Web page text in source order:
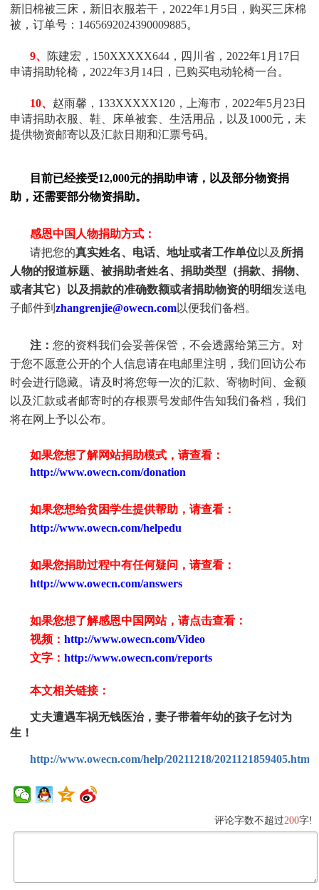
新旧棉被三床，新旧衣服若干，2022年1月5日，购买三床棉
被，订单号：1465692024390009885。
9、 陈建宏 ，150XXXXX644，四川省，2022年1月17日
申请捐助轮椅，2022年3月14日，已购买电动轮椅一台 。
10、 赵雨馨， 133XXXXX120，上海市， 2022年5月23日
申请捐助衣服、鞋、床单被套、生活用品，以及 1000元，未
提供物资邮寄以及汇款日期和汇票号码。
目前已经接受12,000元的捐助申请，以及部分物资捐
助，还需要部分物资捐助。
感恩中国人物捐助方式：
请把您的真实姓名、电话、地址或者工作单位以及 所捐
人物的报道标题、被捐助者姓名、捐助类型（捐款、捐物、
或者其它）以及捐款的准确数额或者捐助物资的明细发送电
子邮件到 zhangrenjie@owecn.com以便我们备档。
注： 您的资料我们会妥善保管，不会透露给第三方。对
于您不愿意公开的个人信息请在电邮里注明，我们回访公布
时会进行隐藏。请及时将您每一次的汇款、寄物时间、金额
以及汇款或者邮寄时的存根票号发邮件告知我们备档，我们
将在网上予以公布。
如果您想了解网站捐助模式，请查看：
http://www.owecn.com/donation
如果您想给贫困学生提供帮助，请查看：
http://www.owecn.com/helpedu
如果您捐助过程中有任何疑问，请查看：
http://www.owecn.com/answers
如果您想了解感恩中国网站，请点击查看：
视频： http://www.owecn.com/Video
文字： http://www.owecn.com/reports
本文相关链接：
丈夫遭遇车祸无钱医治，妻子带着年幼的孩子乞讨为
生！
http://www.owecn.com/help/20211218/2021121859405.html
评论字数不超过200字!